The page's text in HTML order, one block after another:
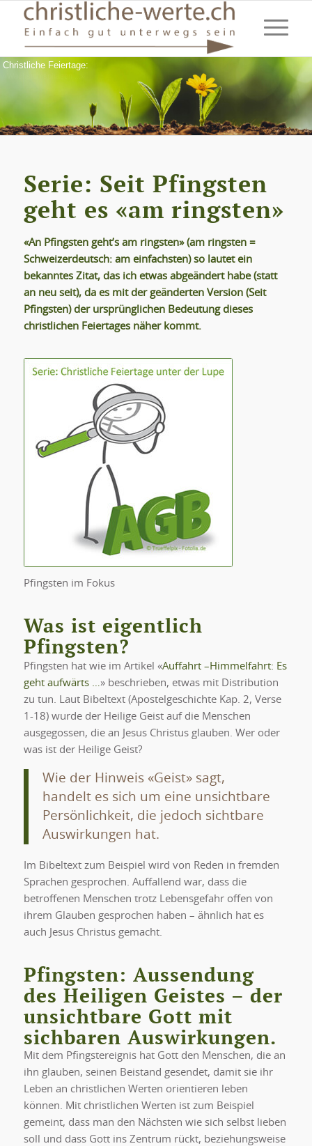
Christliche Feiertage:
Serie: Seit Pfingsten
geht es «am ringsten»
«An Pfingsten geht’s am ringsten» (am ringsten =
Schweizerdeutsch: am einfachsten) so lautet ein
bekanntes Zitat, das ich etwas abgeändert habe (statt
an neu seit), da es mit der geänderten Version (Seit
Pfingsten) der ursprünglichen Bedeutung dieses
christlichen Feiertages näher kommt.
Pfingsten im Fokus
Was ist eigentlich
Pfingsten?
Pfingsten hat wie im Artikel «Auffahrt –Himmelfahrt: Es
geht aufwärts … » beschrieben, etwas mit Distribution
zu tun. Laut Bibeltext (Apostelgeschichte Kap. 2, Verse
1-18) wurde der Heilige Geist auf die Menschen
ausgegossen, die an Jesus Christus glauben. Wer oder
was ist der Heilige Geist?
Wie der Hinweis «Geist» sagt,
handelt es sich um eine unsichtbare
Persönlichkeit, die jedoch sichtbare
Auswirkungen hat.
Im Bibeltext zum Beispiel wird von Reden in fremden
Sprachen gesprochen. Auffallend war, dass die
betroffenen Menschen trotz Lebensgefahr offen von
ihrem Glauben gesprochen haben – ähnlich hat es
auch Jesus Christus gemacht.
Pfingsten: Aussendung
des Heiligen Geistes – der
unsichtbare Gott mit
sichbaren Auswirkungen.
Mit dem Pfingstereignis hat Gott den Menschen, die an
ihn glauben, seinen Beistand gesendet, damit sie ihr
Leben an christlichen Werten orientieren leben
können. Mit christlichen Werten ist zum Beispiel
gemeint, dass man den Nächsten wie sich selbst lieben
soll und dass Gott ins Zentrum rückt, beziehungsweise